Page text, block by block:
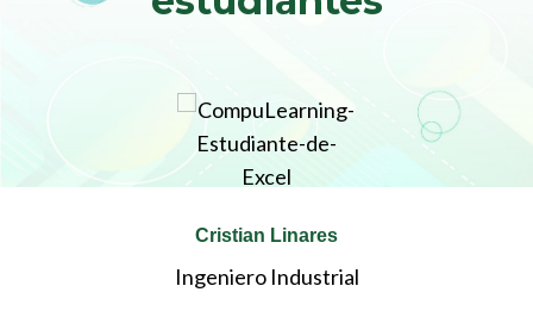
Cristian Linares
Ingeniero Industrial